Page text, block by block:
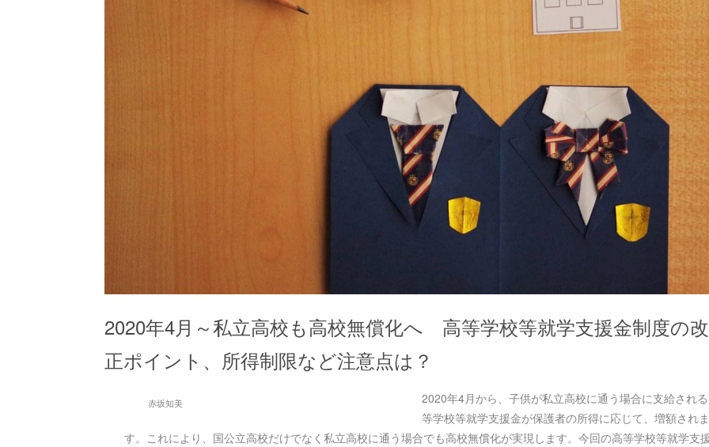
2020年4月～私立高校も高校無償化へ 高等学校等就学支援金制度の改
正ポイント、所得制限など注意点は？
赤坂知美
2020年4月から、子供が私立高校に通う場合に支給され
等学校等就学支援金が保護者の所得に応じて、増額され
す。これにより、国公立高校だけでなく私立高校に通う場合でも高校無償化が実現します。今回の高等学校等就学支